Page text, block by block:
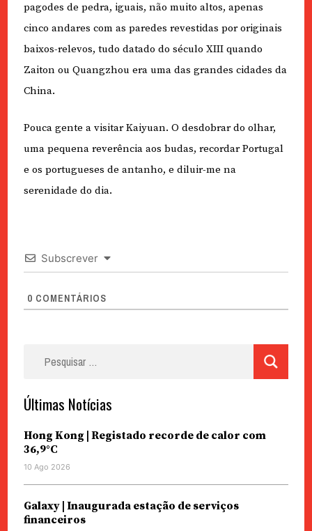
pagodes de pedra, iguais, não muito altos, apenas
cinco andares com as paredes revestidas por originais
baixos-relevos, tudo datado do século XIII quando
Zaiton ou Quangzhou era uma das grandes cidades da
China.
Pouca gente a visitar Kaiyuan. O desdobrar do olhar,
uma pequena reverência aos budas, recordar Portugal
e os portugueses de antanho, e diluir-me na
serenidade do dia.
Subscrever
0 COMENTÁRIOS
Últimas Notícias
Hong Kong | Registado recorde de calor com
36,9°C
10 Ago 2026
Galaxy | Inaugurada estação de serviços
financeiros